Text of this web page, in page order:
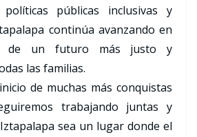
públicas inclusivas y
continúa avanzando en
de un futuro más justo y
las familias.
de muchas más conquistas
trabajando juntas y
sea un lugar donde el